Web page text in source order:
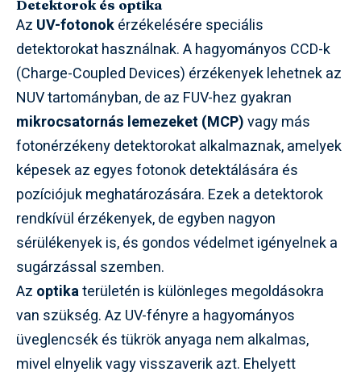
Detektorok és optika
Az UV-fotonokérzékelésére speciális
detektorokat használnak. A hagyományos CCD-k
(Charge-Coupled Devices) érzékenyek lehetnek az
NUV tartományban, de az FUV-hez gyakran
mikrocsatornás lemezeket (MCP)vagy más
fotonérzékeny detektorokat alkalmaznak, amelyek
képesek az egyes fotonok detektálására és
pozíciójuk meghatározására. Ezek a detektorok
rendkívül érzékenyek, de egyben nagyon
sérülékenyek is, és gondos védelmet igényelnek a
sugárzással szemben.
Az optikaterületén is különleges megoldásokra
van szükség. Az UV-fényre a hagyományos
üveglencsék és tükrök anyaga nem alkalmas,
mivel elnyelik vagy visszaverik azt. Ehelyett